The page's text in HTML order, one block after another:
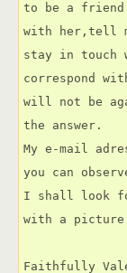
to be a friend
with her,tell
stay in touch
correspond
will not be
the answer.
My e-mail
you can
I shall look
with a
Faithfully